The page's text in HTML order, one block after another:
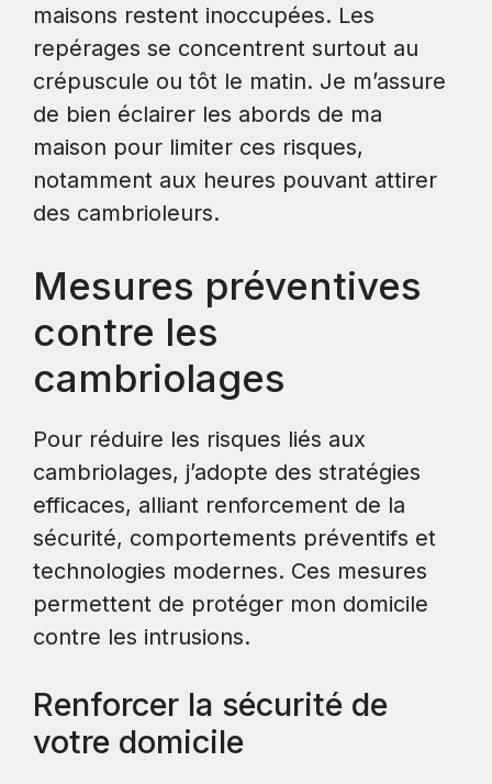
maisons restent inoccupées. Les
repérages se concentrent surtout au
crépuscule ou tôt le matin. Je m’assure
de bien éclairer les abords de ma
maison pour limiter ces risques,
notamment aux heures pouvant attirer
des cambrioleurs.
Mesures préventives
contre les
cambriolages
Pour réduire les risques liés aux
cambriolages, j’adopte des stratégies
efficaces, alliant renforcement de la
sécurité, comportements préventifs et
technologies modernes. Ces mesures
permettent de protéger mon domicile
contre les intrusions.
Renforcer la sécurité de
votre domicile